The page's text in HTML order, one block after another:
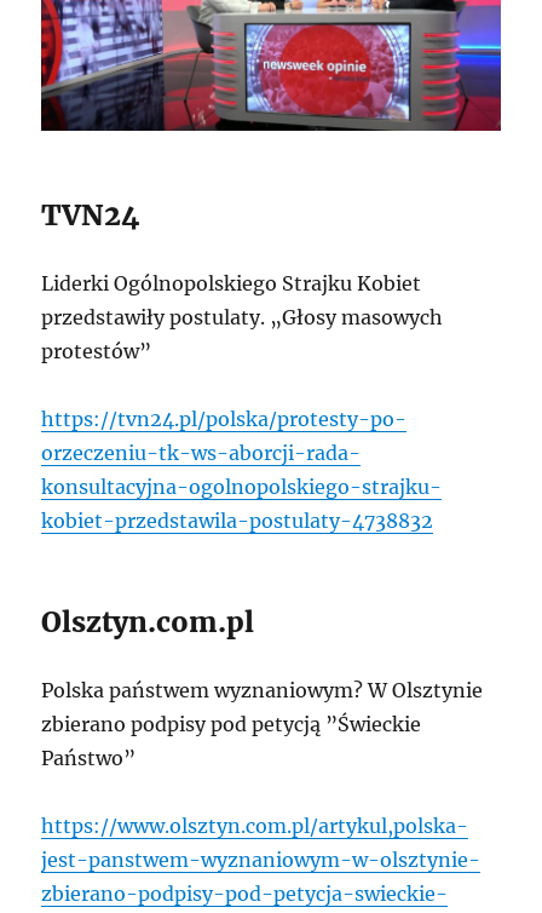
TVN24
Liderki Ogólnopolskiego Strajku Kobiet
przedstawiły postulaty. „Głosy masowych
protestów”
https://tvn24.pl/polska/protesty-po-
orzeczeniu-tk-ws-aborcji-rada-
konsultacyjna-ogolnopolskiego-strajku-
kobiet-przedstawila-postulaty-4738832
Olsztyn.com.pl
Polska państwem wyznaniowym? W Olsztynie
zbierano podpisy pod petycją ”Świeckie
Państwo”
https://www.olsztyn.com.pl/artykul,polska-
jest-panstwem-wyznaniowym-w-olsztynie-
zbierano-podpisy-pod-petycja-swieckie-